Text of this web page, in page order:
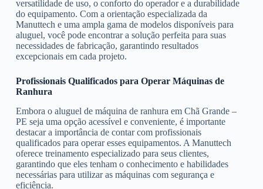
versatilidade de uso, o conforto do operador e a durabilidade
do equipamento. Com a orientação especializada da
Manuttech e uma ampla gama de modelos disponíveis para
aluguel, você pode encontrar a solução perfeita para suas
necessidades de fabricação, garantindo resultados
excepcionais em cada projeto.
Profissionais Qualificados para Operar Máquinas de
Ranhura
Embora o aluguel de máquina de ranhura em Chã Grande –
PE seja uma opção acessível e conveniente, é importante
destacar a importância de contar com profissionais
qualificados para operar esses equipamentos. A Manuttech
oferece treinamento especializado para seus clientes,
garantindo que eles tenham o conhecimento e habilidades
necessárias para utilizar as máquinas com segurança e
eficiência.